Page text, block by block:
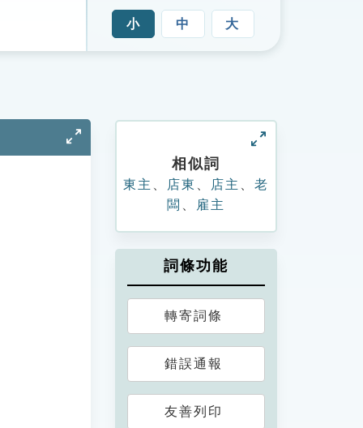
小 中 大
相似詞
東主 店東 店主
老
闆
雇主
詞條功能
轉寄詞條
錯誤通報
友善列印